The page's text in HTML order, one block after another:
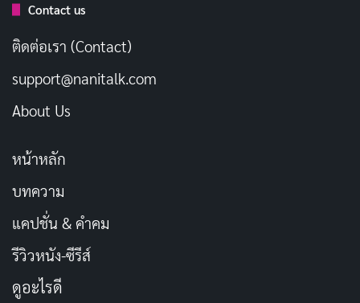
ชีวิตของเธอเปลี่ยนแปลงอย่างมากเมื่อตัดสินใจเข้าสู่วง
การกราเวียร์ในเดือนกุมภาพันธ์ 2024 จากนั้นเพียงไม่กี่
STYLE ในวันที่ 11 มิถุนายน 2024 ผลงานเปิดตัวได้รับ
ความสนใจจากแฟน ๆ เป็นอย่างดี และสร้างยอดขายที่น่า
หลังจากเดบิวต์ เธอรักษาสัญญาเอ็กซ์คลูซีฟกับ S1 NO.1
STYLE ต่อเนื่อง และมีผลงานออกมาอย่างสม่ำเสมอ ทุกผล
งานติดอันดับยอดขายบน FANZA อย่างต่อเนื่อง จนเธอได้
รับการยอมรับว่าเป็นหนึ่งในนางเอกหน้าใหม่ที่ประสบความ
Contact us
ติดต่อเรา (Contact)
support@nanitalk.com
About Us
หน้าหลัก
บทความ
แคปชั่น & คำคม
รีวิวหนัง-ซีรีส์
ดูอะไรดี